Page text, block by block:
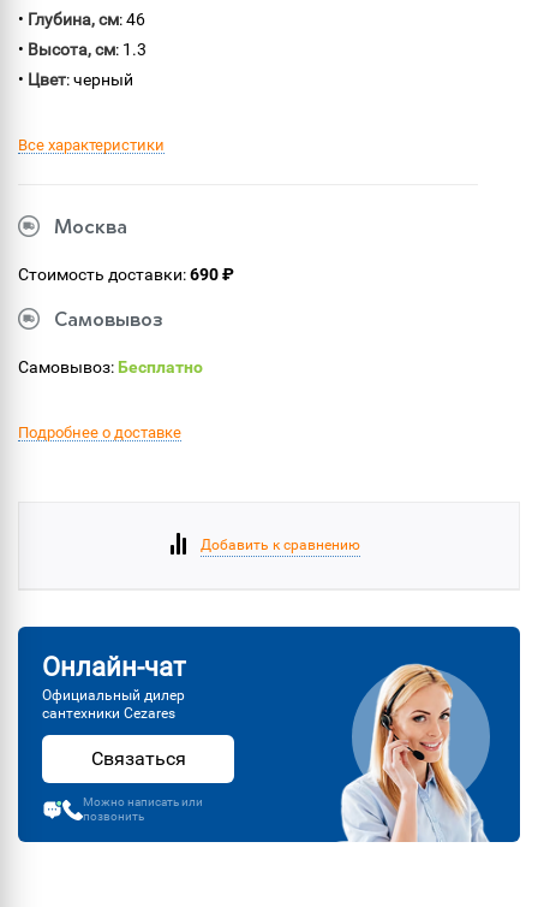
• Глубина, см: 46
• Высота, см: 1.3
• Цвет: черный
Все характеристики
Москва
Стоимость доставки:690 ₽
Самовывоз
Самовывоз:Бесплатно
Подробнее о доставке
Добавить к сравнению
Онлайн-чат
Официальный дилер
сантехники Cezares
Связаться
Можно написать или
позвонить